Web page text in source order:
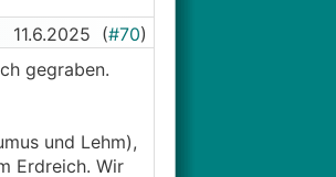
11.6.2025 (#70)
gegraben.
und Lehm),
Erdreich. Wir